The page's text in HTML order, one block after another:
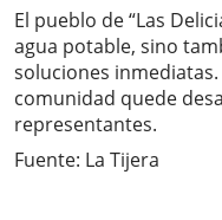
El pueblo de “Las
agua potable, sino
soluciones
comunidad quede
representantes.
Fuente: La Tijera